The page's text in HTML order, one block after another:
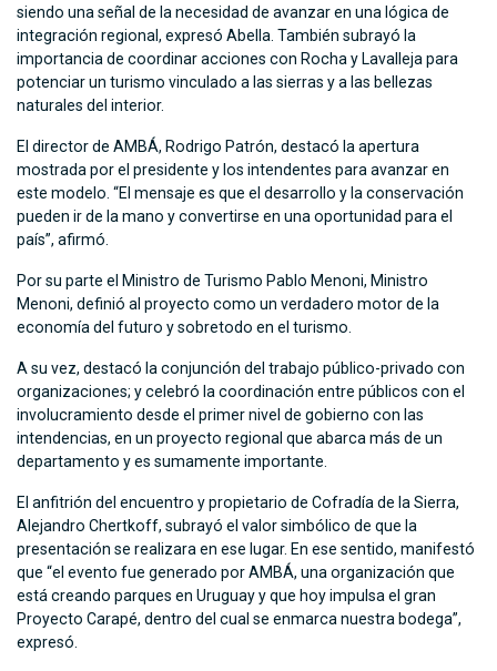
siendo una señal de la necesidad de avanzar en una lógica de
integración regional, expresó Abella. También subrayó la
importancia de coordinar acciones con Rocha y Lavalleja para
potenciar un turismo vinculado a las sierras y a las bellezas
naturales del interior.
El director de AMBÁ, Rodrigo Patrón, destacó la apertura
mostrada por el presidente y los intendentes para avanzar en
este modelo. “El mensaje es que el desarrollo y la conservación
pueden ir de la mano y convertirse en una oportunidad para el
país”, afirmó.
Por su parte el Ministro de Turismo Pablo Menoni, Ministro
Menoni, definió al proyecto como un verdadero motor de la
economía del futuro y sobretodo en el turismo.
A su vez, destacó la conjunción del trabajo público-privado con
organizaciones; y celebró la coordinación entre públicos con el
involucramiento desde el primer nivel de gobierno con las
intendencias, en un proyecto regional que abarca más de un
departamento y es sumamente importante.
El anfitrión del encuentro y propietario de Cofradía de la Sierra,
Alejandro Chertkoff, subrayó el valor simbólico de que la
presentación se realizara en ese lugar. En ese sentido, manifestó
que “el evento fue generado por AMBÁ, una organización que
está creando parques en Uruguay y que hoy impulsa el gran
Proyecto Carapé, dentro del cual se enmarca nuestra bodega”,
expresó.